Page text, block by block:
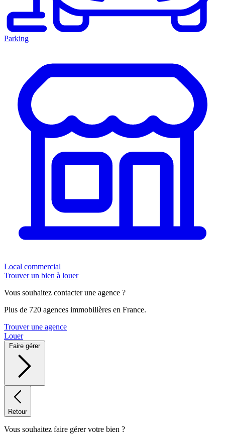
Parking
Local commercial
Trouver un bien à louer
Vous souhaitez contacter une agence ?
Plus de 720 agences immobilières en France.
Trouver une agence
Louer
Faire gérer
Retour
Vous souhaitez faire gérer votre bien ?